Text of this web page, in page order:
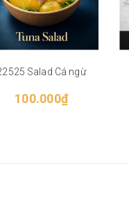
Salad Cá ngừ
100.000₫